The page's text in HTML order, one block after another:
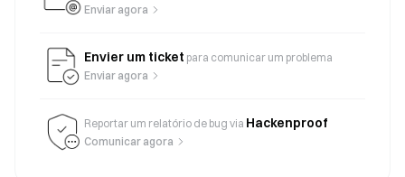
Enviar agora
Envier um ticket para comunicar um problema
Enviar agora
Reportar um relatório de bug via Hackenproof
Comunicar agora